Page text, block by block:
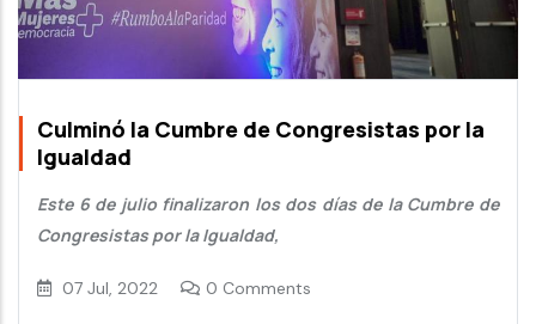
Culminó la Cumbre de Congresistas por la
Igualdad
Este 6 de julio finalizaron los dos días de la Cumbre de
Congresistas por la Igualdad,
07 Jul, 2022 0 Comments